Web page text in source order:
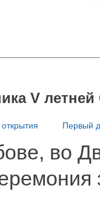
V
Первый
во